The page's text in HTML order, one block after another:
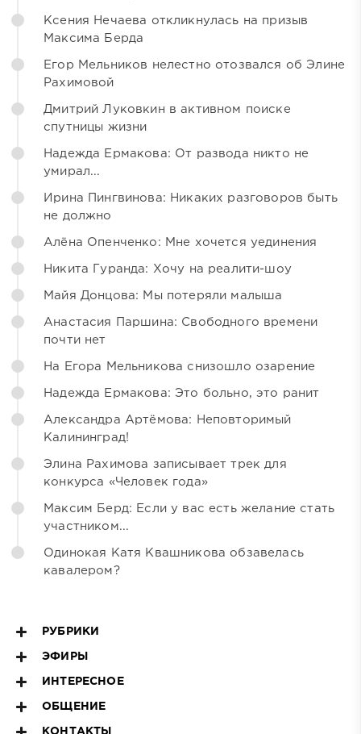
Ксения Нечаева откликнулась на призыв
Максима Берда
Егор Мельников нелестно отозвался об Элине
Рахимовой
Дмитрий Луковкин в активном поиске
спутницы жизни
Надежда Ермакова: От развода никто не
умирал...
Ирина Пингвинова: Никаких разговоров быть
не должно
Алёна Опенченко: Мне хочется уединения
Никита Гуранда: Хочу на реалити-шоу
Майя Донцова: Мы потеряли малыша
Анастасия Паршина: Свободного времени
почти нет
На Егора Мельникова снизошло озарение
Надежда Ермакова: Это больно, это ранит
Александра Артёмова: Неповторимый
Калининград!
Элина Рахимова записывает трек для
конкурса «Человек года»
Максим Берд: Если у вас есть желание стать
участником...
Одинокая Катя Квашникова обзавелась
кавалером?
РУБРИКИ
ЭФИРЫ
ИНТЕРЕСНОЕ
ОБЩЕНИЕ
КОНТАКТЫ